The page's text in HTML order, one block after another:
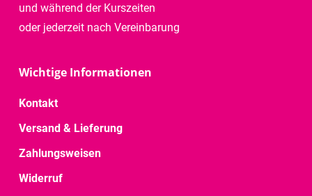
und während der Kurszeiten
oder jederzeit nach Vereinbarung
Wichtige Informationen
Kontakt
Versand & Lieferung
Zahlungsweisen
Widerruf